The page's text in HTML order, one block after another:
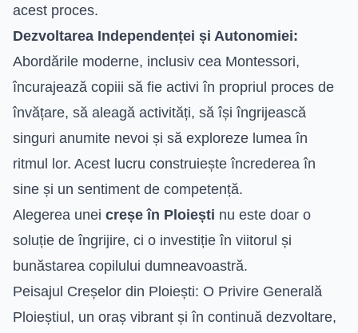
acest proces.
Dezvoltarea Independenței și Autonomiei:
Abordările moderne, inclusiv cea Montessori,
încurajează copiii să fie activi în propriul proces de
învățare, să aleagă activități, să își îngrijească
singuri anumite nevoi și să exploreze lumea în
ritmul lor. Acest lucru construiește încrederea în
sine și un sentiment de competență.
Alegerea unei creșe în Ploiești nu este doar o
soluție de îngrijire, ci o investiție în viitorul și
bunăstarea copilului dumneavoastră.
Peisajul Creșelor din Ploiești: O Privire Generală
Ploieștiul, un oraș vibrant și în continuă dezvoltare,